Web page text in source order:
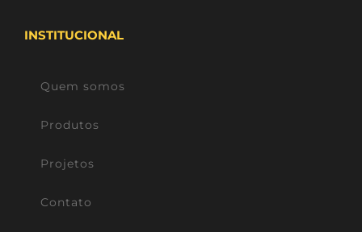
INSTITUCIONAL
Quem somos
Produtos
Projetos
Contato